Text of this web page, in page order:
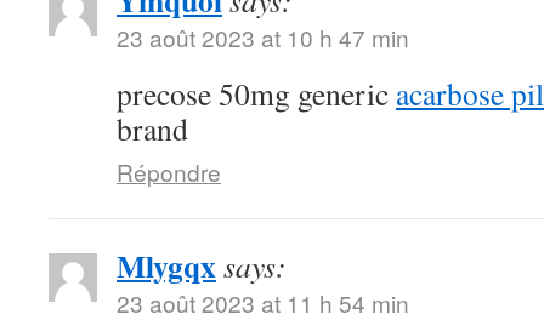
23 août 2023 at 10 h 47 min
precose 50mg generic acarbose
brand
Répondre
Mlygqxsays:
23 août 2023 at 11 h 54 min